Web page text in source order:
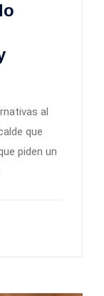
al
que
piden un